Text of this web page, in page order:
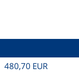
480,70 EUR